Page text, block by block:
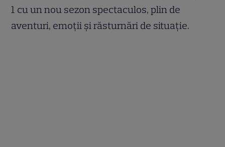
1 cu un nou sezon spectaculos, plin de
aventuri, emoții și răsturnări de situație.